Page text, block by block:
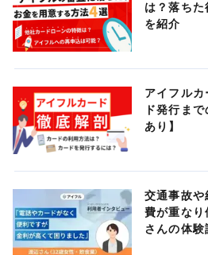
は？落ち
を紹介
アイフル
ド発行ま
あり】
交通事故や
費が重なり
さんの体験